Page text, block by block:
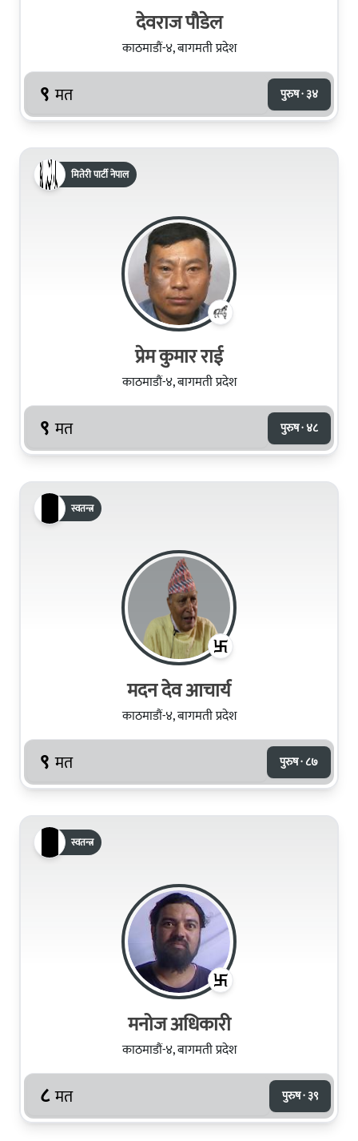
देवराज पौडेल
काठमाडौं-४, बागमती प्रदेश
९ मत पुरुष · ३४
मितेरी पार्टी नेपाल
प्रेम कुमार राई
काठमाडौं-४, बागमती प्रदेश
९ मत पुरुष · ४८
स्वतन्त्र
मदन देव आचार्य
काठमाडौं-४, बागमती प्रदेश
९ मत पुरुष · ८७
स्वतन्त्र
मनोज अधिकारी
काठमाडौं-४, बागमती प्रदेश
८ मत पुरुष · ३९